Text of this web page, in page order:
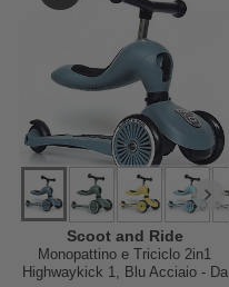
Scoot and Ride
Monopattino e Triciclo 2in1
Highwaykick 1, Blu Acciaio - Da